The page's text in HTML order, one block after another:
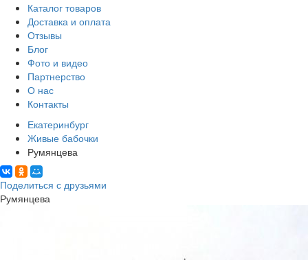
Каталог товаров
Доставка и оплата
Отзывы
Блог
Фото и видео
Партнерство
О нас
Контакты
Екатеринбург
Живые бабочки
Румянцева
Поделиться с друзьями
Румянцева